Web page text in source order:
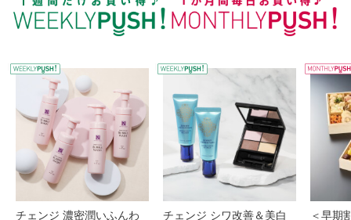
WEEKLY PUSH
チェンジ 濃密潤いふんわ
チェンジ シワ改善＆美白
＜早期